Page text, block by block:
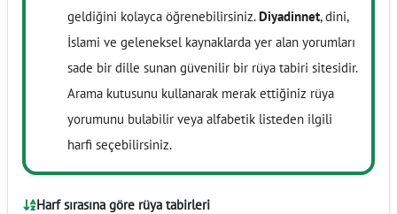
geldiğini kolayca öğrenebilirsiniz. Diyadinnet, dini,
İslami ve geleneksel kaynaklarda yer alan yorumları
sade bir dille sunan güvenilir bir rüya tabiri sitesidir.
Arama kutusunu kullanarak merak ettiğiniz rüya
yorumunu bulabilir veya alfabetik listeden ilgili
harfi seçebilirsiniz.
Harf sırasına göre rüya tabirleri